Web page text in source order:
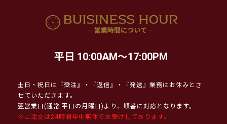
平日 10:00AM～17:00PM
土日・祝日は『受注』・『返信』・『発送』業務はお休みとさ
せていただきます。
翌営業日(通常 平日の月曜日)より、順番に対応となります。
※ご注文は24時間年中無休でお受けしております。